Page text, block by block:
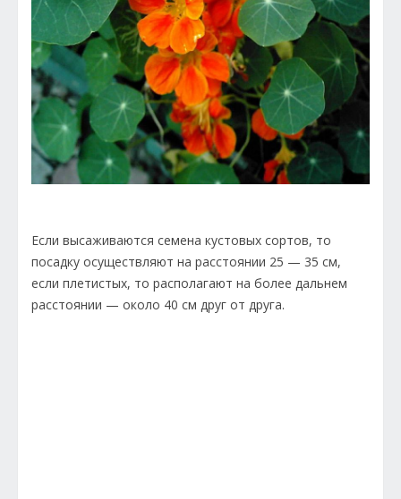
Если высаживаются семена кустовых сортов, то
посадку осуществляют на расстоянии 25 — 35 см,
если плетистых, то располагают на более дальнем
расстоянии — около 40 см друг от друга.